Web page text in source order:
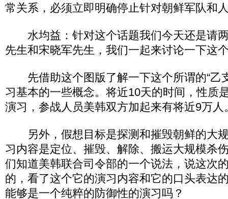
常关系，必须立即明确停止针对朝鲜军队和
水均益：针对这个话题我们今天还是请
先生和宋晓军先生，我们一起来讨论一下这
先借助这个图版了解一下这个所谓的“乙
习基本的一些概念。将近10天的时间，性质
演习，参战人员美韩双方加起来有将近9万人
另外，假想目标是探测和摧毁朝鲜的大
习内容是定位、摧毁、解除、搬运大规模杀
们知道美韩联合司令部的一个说法，说这次
的，看了这个它的演习内容和它的口头表达
能够是一个纯粹的防御性的演习吗？